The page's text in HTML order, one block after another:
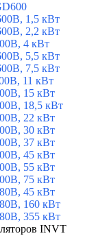
1,5 кВт
2,2 кВт
4 кВт
5,5 кВт
7,5 кВт
11 кВт
15 кВт
18,5 кВт
22 кВт
30 кВт
37 кВт
45 кВт
55 кВт
75 кВт
45 кВт
160 кВт
355 кВт
INVT